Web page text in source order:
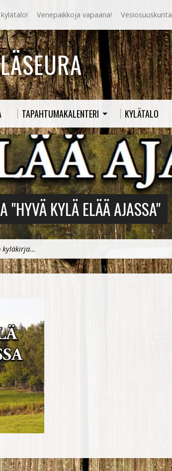
Venepaikkoja vapaana! Vesiosuuskunta
TAPAHTUMAKALENTERI KYLÄTALO
"HYVÄ KYLÄ ELÄÄ AJASSA"
kyläkirja…